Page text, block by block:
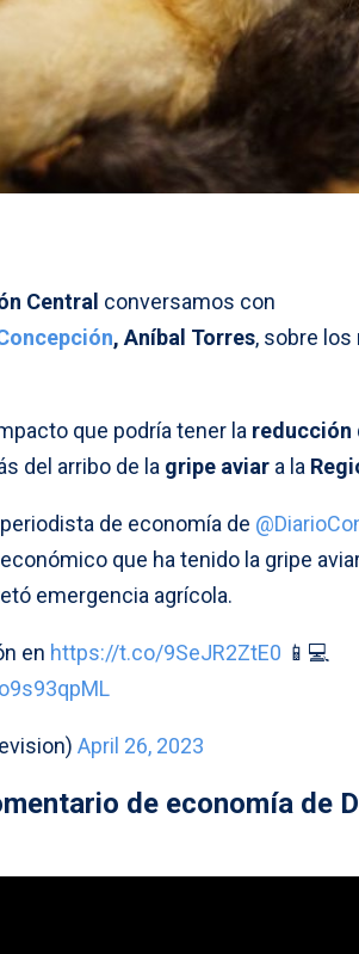
Central conversamos con
, Aníbal Torres, sobre
que podría tener la reducción
del arribo de la gripe aviar a la
periodista de economía de
que ha tenido la gripe
emergencia agrícola.
en https://t.co/9SeJR2ZtE0 📱💻
April 26, 2023
de economía de